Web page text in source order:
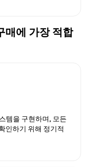
에 가장 적합
템을 구현하며, 모든
인하기 위해 정기적